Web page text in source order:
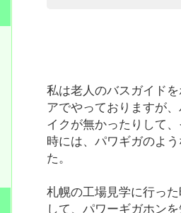
私は老人のバスガイド
アでやっておりますが
イクが無かったりして
時には、パワギガのよ
た。
札幌の工場見学に行っ
して、パワーギガホン